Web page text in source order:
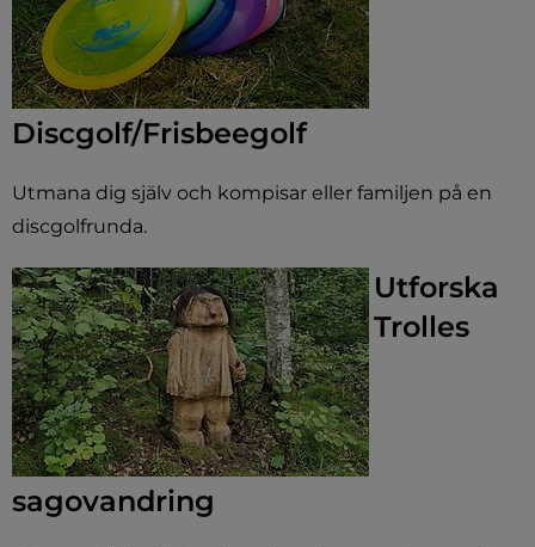
Discgolf/Frisbeegolf
Utmana dig själv och kompisar eller familjen på en
discgolfrunda.
Utforska
Trolles
sagovandring